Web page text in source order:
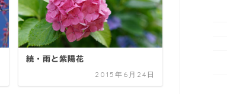
続・雨と紫陽花
2015年6月24日